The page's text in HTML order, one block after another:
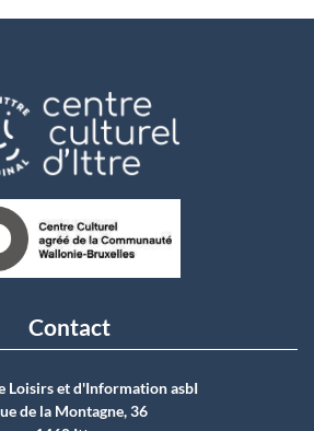
Contact
Loisirs et d'Information asbI
de la Montagne, 36